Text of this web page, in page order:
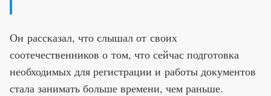
Он рассказал, что слышал от своих
соотечественников о том, что сейчас подготовка
необходимых для регистрации и работы документов
стала занимать больше времени, чем раньше.